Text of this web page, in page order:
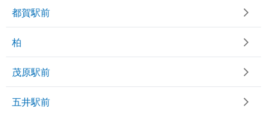
都賀駅前
柏
茂原駅前
五井駅前